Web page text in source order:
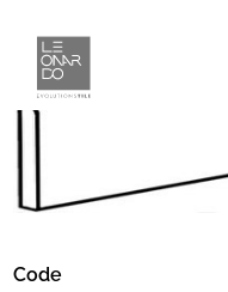
Code